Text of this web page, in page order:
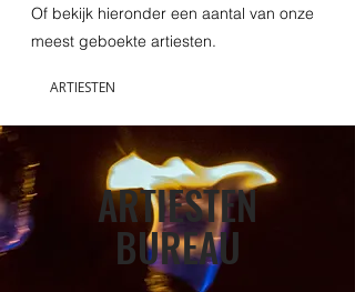
Of bekijk hieronder een aantal van onze
meest geboekte artiesten.
ARTIESTEN
ARTIESTEN
BUREAU